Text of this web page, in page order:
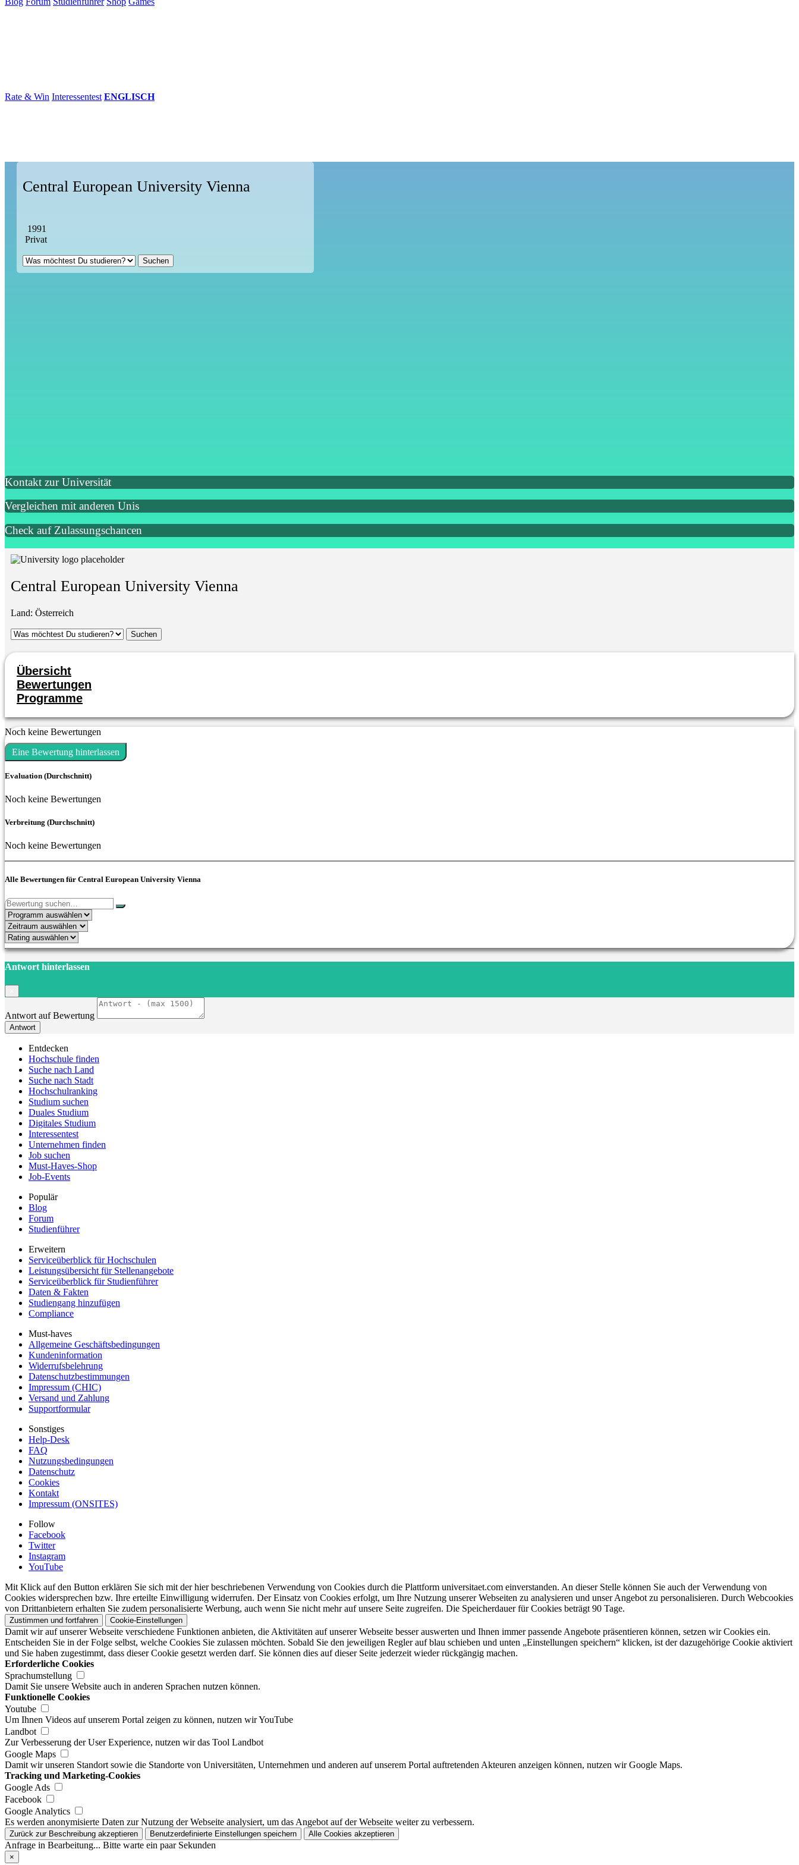
Rate & Win Interessentest ENGLISCH
Central European University Vienna
1991
Privat
Kontakt zur Universität
Vergleichen mit anderen Unis
Check auf Zulassungschancen
Central European University Vienna
Land: Österreich
Übersicht
Bewertungen
Programme
Noch keine Bewertungen
Eine Bewertung hinterlassen
Evaluation (Durchschnitt)
Noch keine Bewertungen
Verbreitung (Durchschnitt)
Noch keine Bewertungen
Alle Bewertungen für Central European University Vienna
Antwort hinterlassen
Antwort auf Bewertung
Antwort
Entdecken
Hochschule finden
Suche nach Land
Suche nach Stadt
Hochschulranking
Studium suchen
Duales Studium
Digitales Studium
Interessentest
Unternehmen finden
Job suchen
Must-Haves-Shop
Job-Events
Populär
Blog
Forum
Studienführer
Erweitern
Serviceüberblick für Hochschulen
Leistungsübersicht für Stellenangebote
Serviceüberblick für Studienführer
Daten & Fakten
Studiengang hinzufügen
Compliance
Must-haves
Allgemeine Geschäftsbedingungen
Kundeninformation
Widerrufsbelehrung
Datenschutzbestimmungen
Impressum (CHIC)
Versand und Zahlung
Supportformular
Sonstiges
Help-Desk
FAQ
Nutzungsbedingungen
Datenschutz
Cookies
Kontakt
Impressum (ONSITES)
Follow
Facebook
Twitter
Instagram
YouTube
Mit Klick auf den Button erklären Sie sich mit der hier beschriebenen Verwendung von Cookies durch die Plattform universitaet.com einverstanden. An dieser Stelle können Sie auch der Verwendung von
Cookies widersprechen bzw. Ihre erteilte Einwilligung widerrufen. Der Einsatz von Cookies erfolgt, um Ihre Nutzung unserer Webseiten zu analysieren und unser Angebot zu personalisieren. Durch Webcookies
von Drittanbietern erhalten Sie zudem personalisierte Werbung, auch wenn Sie nicht mehr auf unsere Seite zugreifen. Die Speicherdauer für Cookies beträgt 90 Tage.
Zustimmen und fortfahren Cookie-Einstellungen
Damit wir auf unserer Webseite verschiedene Funktionen anbieten, die Aktivitäten auf unserer Webseite besser auswerten und Ihnen immer passende Angebote präsentieren können, setzen wir Cookies ein.
Entscheiden Sie in der Folge selbst, welche Cookies Sie zulassen möchten. Sobald Sie den jeweiligen Regler auf blau schieben und unten „Einstellungen speichern“ klicken, ist der dazugehörige Cookie aktiviert
und Sie haben zugestimmt, dass dieser Cookie gesetzt werden darf. Sie können dies auf dieser Seite jederzeit wieder rückgängig machen.
Erforderliche Cookies
Sprachumstellung
Damit Sie unsere Website auch in anderen Sprachen nutzen können.
Funktionelle Cookies
Youtube
Um Ihnen Videos auf unserem Portal zeigen zu können, nutzen wir YouTube
Landbot
Zur Verbesserung der User Experience, nutzen wir das Tool Landbot
Google Maps
Damit wir unseren Standort sowie die Standorte von Universitäten, Unternehmen und anderen auf unserem Portal auftretenden Akteuren anzeigen können, nutzen wir Google Maps.
Tracking und Marketing-Cookies
Google Ads
Facebook
Google Analytics
Es werden anonymisierte Daten zur Nutzung der Webseite analysiert, um das Angebot auf der Webseite weiter zu verbessern.
Zurück zur Beschreibung akzeptieren Benutzerdefinierte Einstellungen speichern Alle Cookies akzeptieren
Anfrage in Bearbeitung... Bitte warte ein paar Sekunden
×